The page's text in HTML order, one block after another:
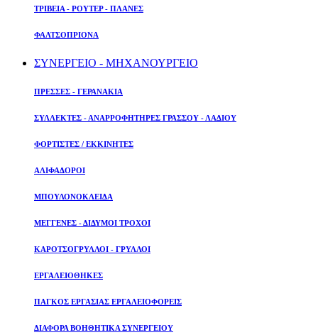
ΤΡΙΒΕΙΑ - ΡΟΥΤΕΡ - ΠΛΑΝΕΣ
ΦΑΛΤΣΟΠΡΙΟΝΑ
ΣΥΝΕΡΓΕΙΟ - ΜΗΧΑΝΟΥΡΓΕΙΟ
ΠΡΕΣΣΕΣ - ΓΕΡΑΝΑΚΙΑ
ΣΥΛΛΕΚΤΕΣ - ΑΝΑΡΡΟΦΗΤΗΡΕΣ ΓΡΑΣΣΟΥ - ΛΑΔΙΟΥ
ΦΟΡΤΙΣΤΕΣ / ΕΚΚΙΝΗΤΕΣ
ΑΛΙΦΑΔΟΡΟΙ
ΜΠΟΥΛΟΝΟΚΛΕΙΔΑ
ΜΕΓΓΕΝΕΣ - ΔΙΔΥΜΟΙ ΤΡΟΧΟΙ
ΚΑΡΟΤΣΟΓΡΥΛΛΟΙ - ΓΡΥΛΛΟΙ
ΕΡΓΑΛΕΙΟΘΗΚΕΣ
ΠΑΓΚΟΣ ΕΡΓΑΣΙΑΣ ΕΡΓΑΛΕΙΟΦΟΡΕΙΣ
ΔΙΑΦΟΡΑ ΒΟΗΘΗΤΙΚΑ ΣΥΝΕΡΓΕΙΟΥ